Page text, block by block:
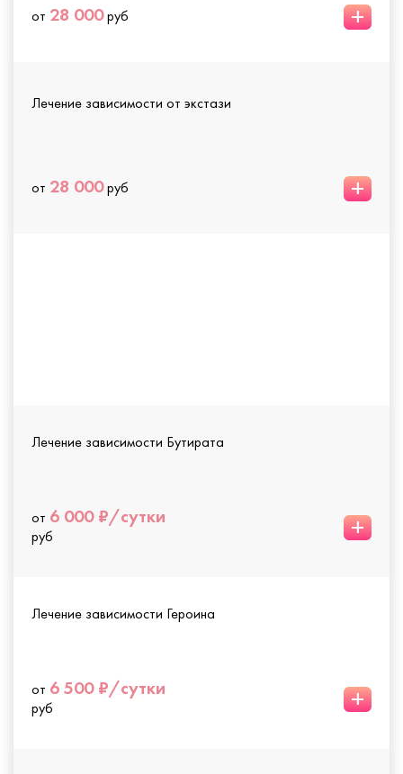
от 28 000руб +
Лечение зависимости от экстази
от 28 000руб +
Лечение зависимости Бутирата
от 6 000 ₽/сутки
руб +
Лечение зависимости Героина
от 6 500 ₽/сутки
руб +